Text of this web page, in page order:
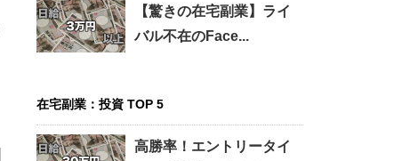
【驚きの在宅副業】ライ
バル不在のFace...
在宅副業：投資 TOP 5
高勝率！エントリータイ